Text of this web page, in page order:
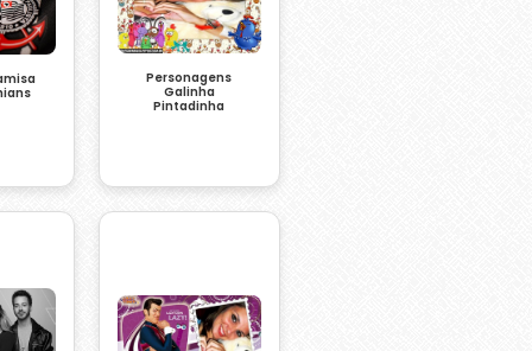
Personagens
Galinha
Pintadinha